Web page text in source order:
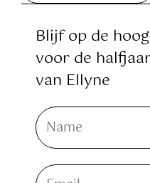
Blijf op de
voor de
van Ellyne